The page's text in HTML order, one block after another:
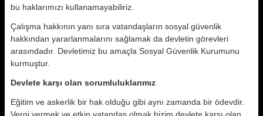
bu haklarımızı kullanamayabiliriz.
Çalışma hakkının yanı sıra vatandaşların sosyal güvenlik
hakkından yararlanmalarını sağlamak da devletin görevleri
arasındadır. Devletimiz bu amaçla Sosyal Güvenlik Kurumunu
kurmuştur.
Devlete karşı olan sorumluluklarımız
Eğitim ve askerlik bir hak olduğu gibi aynı zamanda bir ödevdir.